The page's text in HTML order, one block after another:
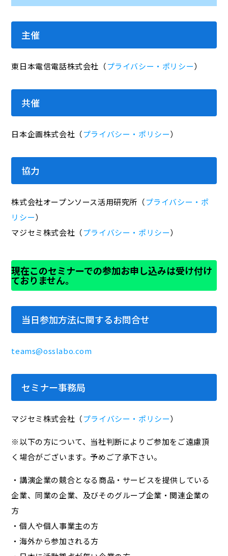
主催
東日本電信電話株式会社（プライバシー・ポリシー）
共催
日本企画株式会社（プライバシー・ポリシー）
協力
株式会社オープンソース活用研究所（プライバシー・ポ
リシー）
マジセミ株式会社（プライバシー・ポリシー）
現在このセミナーでの参加お申し込みは受け付け
ておりません。
当日参加方法に関するお問合せ
teams@osslabo.com
セミナー事務局
マジセミ株式会社（プライバシー・ポリシー）
※以下の方について、当社判断によりご参加をご遠慮頂
く場合がございます。予めご了承下さい。
・講演企業の競合となる商品・サービスを提供している
企業、同業の企業、及びそのグループ企業・関連企業の
方
・個人や個人事業主の方
・海外から参加される方